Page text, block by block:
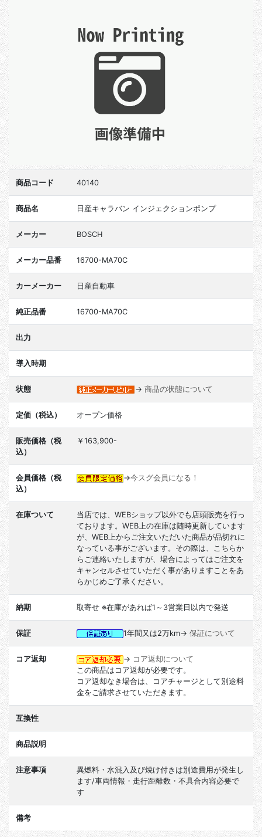
商品コード 40140
商品名 日産キャラバン インジェクションポンプ
メーカー BOSCH
メーカー品番 16700-MA70C
カーメーカー 日産自動車
純正品番 16700-MA70C
出力
導入時期
状態 → 商品の状態について
定価（税込） オープン価格
販売価格（税
込）
￥163,900-
会員価格（税
込）
→今スグ会員になる！
在庫ついて
当店では、WEBショップ以外でも店頭販売を行っ
ております。WEB上の在庫は随時更新しています
が、WEB上からご注文いただいた商品が品切れに
なっている事がございます。その際は、こちらか
らご連絡いたしますが、場合によってはご注文を
キャンセルさせていただく事がありますことをあ
らかじめご了承ください。
納期 取寄せ ※在庫があれば1～3営業日以内で発送
保証 1年間又は2万km→ 保証について
コア返却 → コア返却について
この商品はコア返却が必要です。
コア返却なき場合は、コアチャージとして別途料
金をご請求させていただきます。
互換性
商品説明
注意事項
異燃料・水混入及び焼け付きは別途費用が発生し
ます/車両情報・走行距離数・不具合内容必要で
す
備考